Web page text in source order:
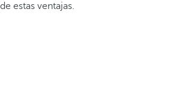
de estas ventajas.